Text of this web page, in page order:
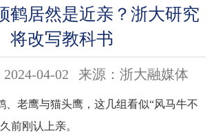
鹤居然是近亲？浙大研究
将改写教科书
04-02 来源：浙大融媒体
、老鹰与猫头鹰，这几组看似“风马牛不
前刚认上亲。